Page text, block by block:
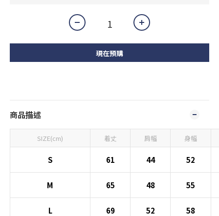
現在預購
商品描述
SIZE(cm) 着丈 肩幅 身幅
S 61 44 52
M 65 48 55
L 69 52 58